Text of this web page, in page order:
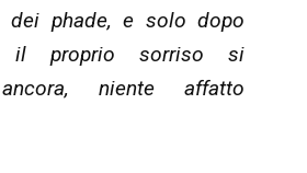
dei phade, e solo dopo
il proprio sorriso si
niente affatto